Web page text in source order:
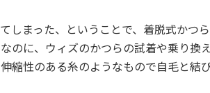
しまった、ということで、着脱式かつ
のに、ウィズのかつらの試着や乗り換
縮性のある糸のようなもので自毛と結